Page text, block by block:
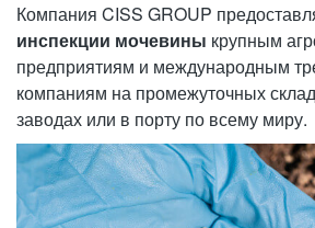
Компания CISS GROUP
инспекции мочевины крупным
предприятиям и международным
компаниям на промежуточных
заводах или в порту по всему миру.